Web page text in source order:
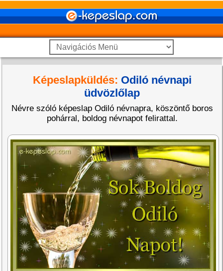
Képeslapküldés: Odiló névnapi
üdvözlőlap
Névre szóló képeslap Odiló névnapra, köszöntő boros
pohárral, boldog névnapot felirattal.